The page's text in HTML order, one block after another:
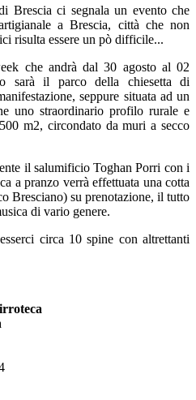
Brescia ci segnala un evento che
a Brescia, città che non
risulta essere un pò difficile...
che andrà dal 30 agosto al 02
sarà il parco della chiesetta di
seppure situata ad un
uno straordinario profilo rurale e
m2, circondato da muri a secco
il salumificio Toghan Porri con i
a pranzo verrà effettuata una cotta
Bresciano) su prenotazione, il tutto
di vario genere.
circa 10 spine con altrettanti